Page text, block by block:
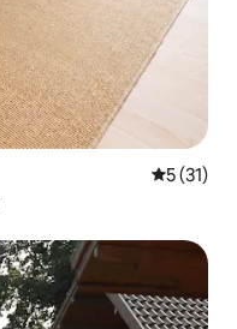
औसत रेटिंग
5 (31)